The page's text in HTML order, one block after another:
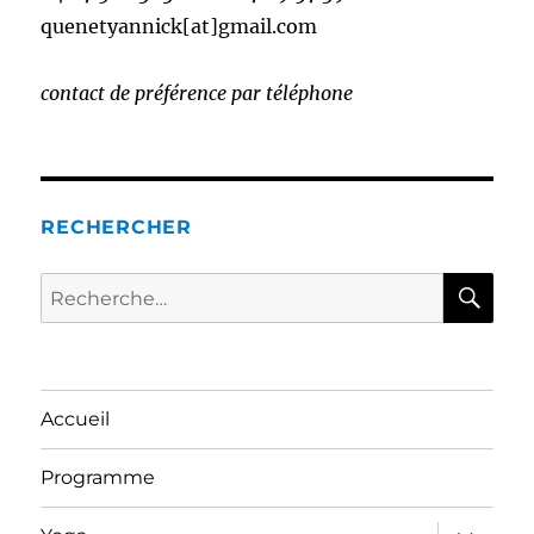
quenetyannick[at]gmail.com
contact de préférence par téléphone
RECHERCHER
Recherche
pour :
Accueil
Programme